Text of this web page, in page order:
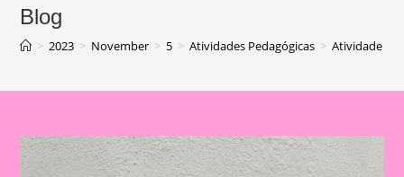
Blog
> 2023 > November > 5 > Atividades Pedagógicas > Atividade